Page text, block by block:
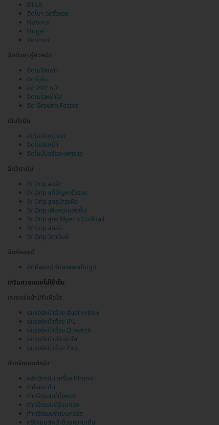
BTXA
ฉีดโบฯ ลดริ้วรอย
Nabota
Hugel
Xeomin
ฉีดตัวยาสู่ผิวหน้า
ฉีดเมโสแฟต
ฉีดรีจูรัน
ฉีด PRP หน้า
ฉีดเมโสหน้าใส
ฉีด Growth Factor
เติมไขมัน
ฉีดไขมันหน้าอก
ฉีดไขมันหน้า
ฉีดไขมันอวัยวะเพศชาย
ฉีดวิตามิน
IV Drip ลดฝ้า
IV Drip แก้ปัญหาริ้วรอย
IV Drip สูตรบำรุงผิว
IV Drip เพิ่มความสดชื่น
IV Drip สูตร Myer's Cocktail
IV Drip ลดสิว
IV Drip วิตามินซี
ฉีดคีลอยด์
ฉีดคีลอยด์ รักษาแผลเป็นนูน
เสริมสวยแบบไม่ใช้เข็ม
เลเซอร์หน้าปรับผิวใส
เลเซอร์หน้าด้วย dual yellow
เลเซอร์หน้าด้วย IPL
เลเซอร์หน้าด้วย Q switch
เลเซอร์หน้าปรับผิวใส
เลเซอร์หน้าด้วย Pico
ทำทรีตเมนต์หน้า
ผลักวิตามิน เครื่อง Phono
ทำไอออนโต
ทำทรีตเมนต์ทั้งหมด
ทำทรีตเมนต์ช้อนทอง
ทำทรีตเมนต์แบบคอร์ส
ทรีตเมนต์หน้าด้วยความเย็น